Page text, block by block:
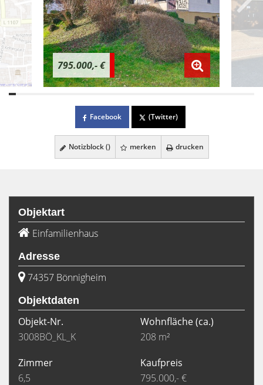
795.000,- €
Facebook (Twitter)
Notizblock () merken drucken
Objektart
Einfamilienhaus
Adresse
74357 Bönnigheim
Objektdaten
Objekt-Nr.
3008BÖ_KL_K
Wohnfläche(ca.)
208 m²
Zimmer
6,5
Kaufpreis
795.000,- €